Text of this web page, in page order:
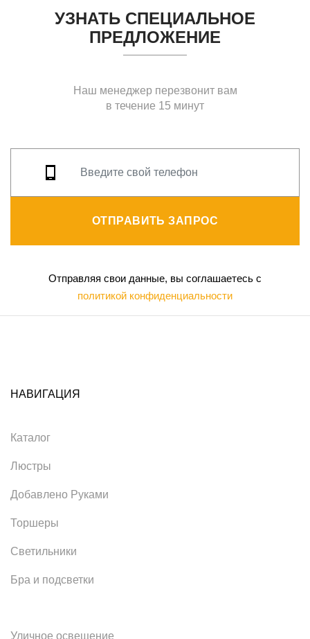
УЗНАТЬ СПЕЦИАЛЬНОЕ
ПРЕДЛОЖЕНИЕ
Наш менеджер перезвонит вам
в течение 15 минут
ОТПРАВИТЬ ЗАПРОС
Отправляя свои данные, вы соглашаетесь с
политикой конфиденциальности
НАВИГАЦИЯ
Каталог
Люстры
Добавлено Руками
Торшеры
Светильники
Бра и подсветки
Уличное освещение